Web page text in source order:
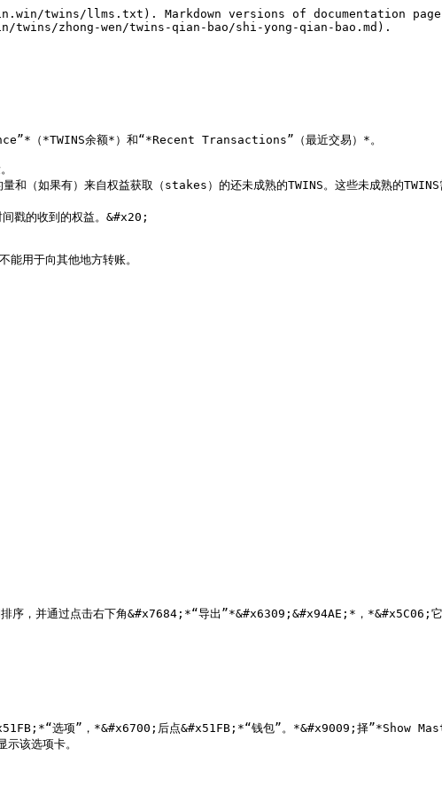
twins/llms.txt). Markdown versions of documentation
zhong-wen/twins-qian-bao/shi-yong-qian-bao.md).
（*TWINS余额*）和“*Recent Transactions”（最近交易）*。
如果有）来自权益获取（stakes）的还未成熟的TWINS。这些未成熟的TWINS
的收到的权益。&#x20;
用于向其他地方转账。
排序，并通过点击右下角&#x7684;*“导出”*&#x6309;&#x94AE;*，*&#x5C06;
选项”，*&#x6700;后点&#x51FB;*“钱包”。*&#x9009;择”*Show